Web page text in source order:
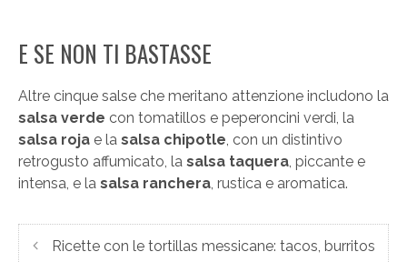
E SE NON TI BASTASSE
Altre cinque salse che meritano attenzione includono la
salsa verde con tomatillos e peperoncini verdi, la
salsa roja e la salsa chipotle, con un distintivo
retrogusto affumicato, la salsa taquera, piccante e
intensa, e la salsa ranchera, rustica e aromatica.
Ricette con le tortillas messicane: tacos, burritos